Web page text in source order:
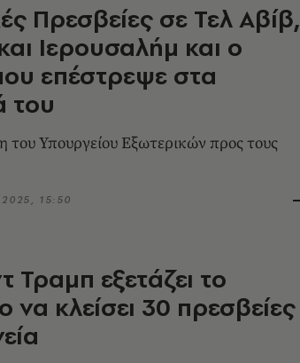
Πρεσβείες σε Τελ Αβίβ,
Ιερουσαλήμ και ο
επέστρεψε στα
του
του Υπουργείου Εξωτερικών προς τους
15:50
Τραμπ εξετάζει το
να κλείσει 30 πρεσβείες